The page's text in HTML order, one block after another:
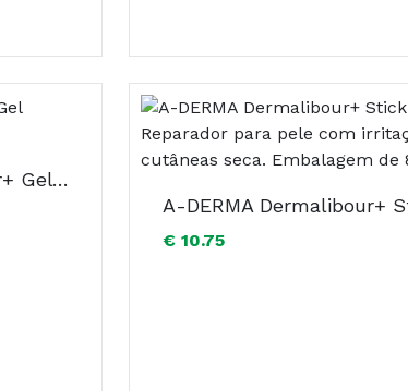
A-Derma Dermalibour+ Gel Espuma 250ml
€ 10.75